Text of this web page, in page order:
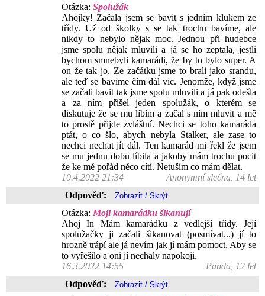
Otázka: Spolužák
Ahojky! Začala jsem se bavit s jedním klukem ze
třídy. Už od školky s se tak trochu bavíme, ale
nikdy to nebylo nějak moc. Jednou při hudebce
jsme spolu nějak mluvili a já se ho zeptala, jestli
bychom smnebyli kamarádi, že by to bylo super. A
on že tak jo. Ze začátku jsme to brali jako srandu,
ale teď se bavíme čím dál víc. Jenomže, když jsme
se začali bavit tak jsme spolu mluvili a já pak odešla
a za ním přišel jeden spolužák, o kterém se
diskutuje že se mu líbím a začal s ním mluvit a mě
to prostě přijde zvláštní. Nechci se toho kamaráda
ptát, o co šlo, abych nebyla Stalker, ale zase to
nechci nechat jít dál. Ten kamarád mi řekl že jsem
se mu jednu dobu líbila a jakoby mám trochu pocit
že ke mě pořád něco cítí. Netuším co mám dělat.
10.4.2022 21:34
Anonymní slečna, 14 let
Odpověď:
Otázka: Moji kamarádku šikanují
Ahoj In Mám kamarádku z vedlejší třídy. Její
spolužačky ji začali šikanovat (posmívat...) jí to
hrozně trápí ale já nevím jak jí mám pomoct. Aby se
to vyřešilo a oni jí nechaly napokoji.
16.3.2022 14:55
Panda, 12 let
Odpověď: